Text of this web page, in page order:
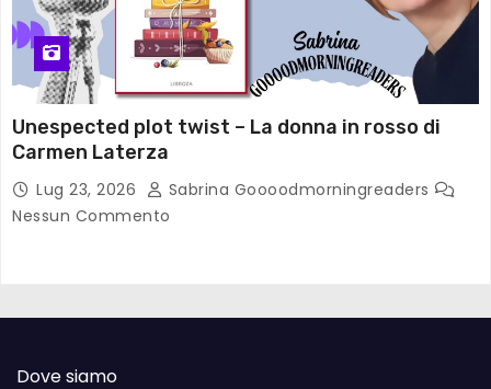
Unespected plot twist – La donna in rosso di
Carmen Laterza
Lug 23, 2026
Sabrina Goooodmorningreaders
Nessun Commento
Dove siamo